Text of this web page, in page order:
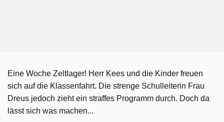
Eine Woche Zeltlager! Herr Kees und die Kinder freuen
sich auf die Klassenfahrt. Die strenge Schulleiterin Frau
Dreus jedoch zieht ein straffes Programm durch. Doch da
lässt sich was machen...